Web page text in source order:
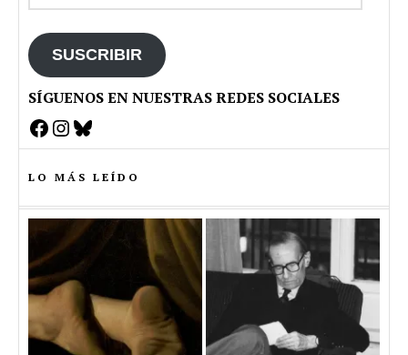
SUSCRIBIR
SÍGUENOS EN NUESTRAS REDES SOCIALES
Facebook
Instagram
Bluesky
LO MÁS LEÍDO